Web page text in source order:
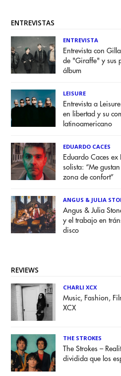
ENTREVISTAS
ENTREVISTA
Entrevista con
de "Giraffe" y sus
álbum
LEISURE
Entrevista a
en libertad y su
latinoamericano
EDUARDO CACES
Eduardo Caces ex
solista: “Me
zona de confort”
ANGUS & JULIA
Angus & Julia
y el trabajo en
disco
REVIEWS
CHARLI XCX
Music, Fashion,
XCX
THE STROKES
The Strokes –
dividida que los